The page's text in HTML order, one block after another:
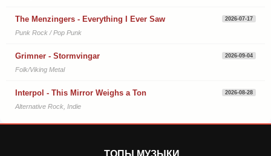
The Menzingers - Everything I Ever Saw 2026-07-17
Punk Rock / Pop Punk
Grimner - Stormvingar 2026-09-04
Folk/Viking Metal
Interpol - This Mirror Weighs a Ton 2026-08-28
Alternative Rock, Indie
ТОПЫ МУЗЫКИ